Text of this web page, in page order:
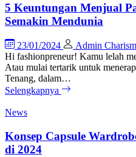
5 Keuntungan Menjual
Semakin Mendunia
23/01/2024
Admin
Hi fashionpreneur! Kamu lelah
Atau mulai tertarik untuk
Tenang, dalam…
Selengkapnya
News
Konsep Capsule
di 2024